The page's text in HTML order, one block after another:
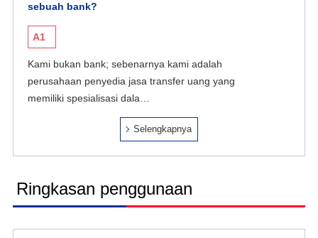
sebuah bank?
A1
Kami bukan bank; sebenarnya kami adalah
perusahaan penyedia jasa transfer uang yang
memiliki spesialisasi dala…
Selengkapnya
Ringkasan penggunaan